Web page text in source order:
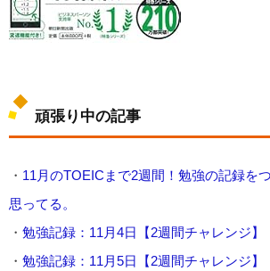
頑張り中の記事
・ 11月のTOEICまで2週間！勉強の記録を
思ってる。
・ 勉強記録：11月4日【2週間チャレンジ】
・ 勉強記録：11月5日【2週間チャレンジ】